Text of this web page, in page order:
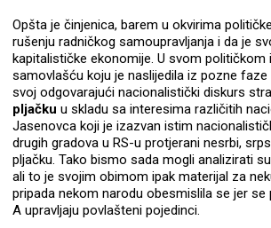
Opšta je činjenica, barem u okvirima
rušenju radničkog samoupravljanja i da je
kapitalističke ekonomije. U svom
samovlašću koju je naslijedila iz pozne
svoj odgovarajući nacionalistički diskurs
pljačku u skladu sa interesima različitih
Jasenovca koji je izazvan istim
drugih gradova u RS-u protjerani nesrbi,
pljačku. Tako bismo sada mogli analizirati
ali to je svojim obimom ipak materijal za
pripada nekom narodu obesmislila se jer
A upravljaju povlašteni pojedinci.